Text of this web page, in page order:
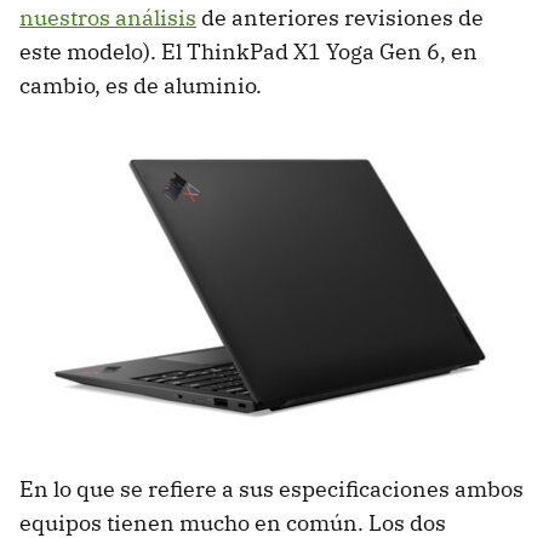
nuestros análisis de anteriores revisiones de
este modelo). El ThinkPad X1 Yoga Gen 6, en
cambio, es de aluminio.
En lo que se refiere a sus especificaciones ambos
equipos tienen mucho en común. Los dos